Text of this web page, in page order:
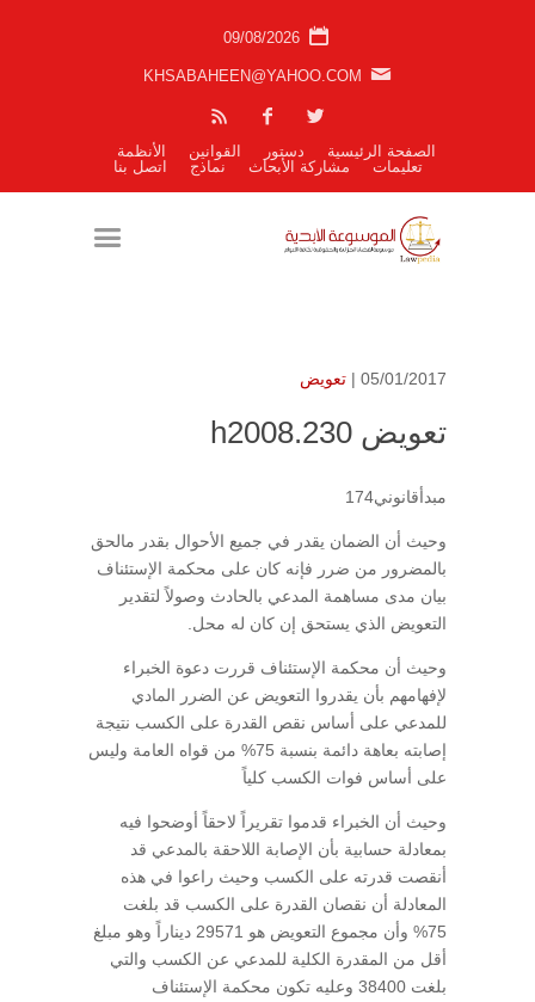
09/08/2026
KHSABAHEEN@YAHOO.COM
الصفحة الرئيسية دستور القوانين
الأنظمة
تعليمات
مشاركة الأبحاث نماذج اتصل بنا
05/01/2017 | تعويض
تعويض h2008.230
مبدأقانوني174
وحيث أن الضمان يقدر في جميع الأحوال بقدر مالحق
بالمضرور من ضرر فإنه كان على محكمة الإستئناف
بيان مدى مساهمة المدعي بالحادث وصولاً لتقدير
التعويض الذي يستحق إن كان له محل.
وحيث أن محكمة الإستئناف قررت دعوة الخبراء
لإفهامهم بأن يقدروا التعويض عن الضرر المادي
للمدعي على أساس نقص القدرة على الكسب نتيجة
إصابته بعاهة دائمة بنسبة 75% من قواه العامة وليس
على أساس فوات الكسب كلياً
وحيث أن الخبراء قدموا تقريراً لاحقاً أوضحوا فيه
بمعادلة حسابية بأن الإصابة اللاحقة بالمدعي قد
أنقصت قدرته على الكسب وحيث راعوا في هذه
المعادلة أن نقصان القدرة على الكسب قد بلغت
75% وأن مجموع التعويض هو 29571 ديناراً وهو مبلغ
أقل من المقدرة الكلية للمدعي عن الكسب والتي
بلغت 38400 وعليه تكون محكمة الإستئناف